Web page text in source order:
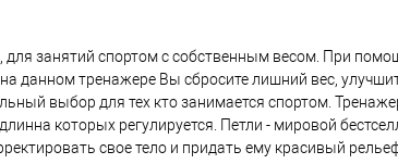
занятий спортом с собственным весом. При
данном тренажере Вы сбросите лишний вес,
выбор для тех кто занимается спортом.
которых регулируется. Петли - мировой
свое тело и придать ему красивый